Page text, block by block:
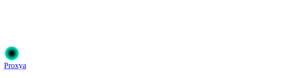
开始使用
Proxya